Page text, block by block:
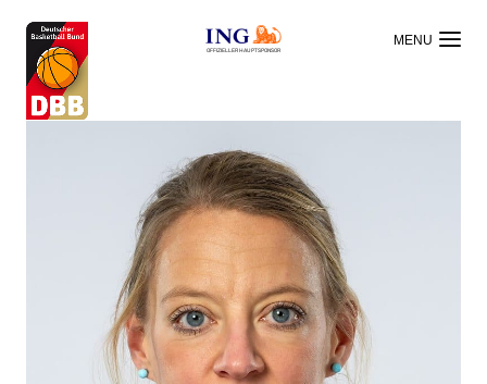
OFFIZIELLER HAUPTSPONSOR